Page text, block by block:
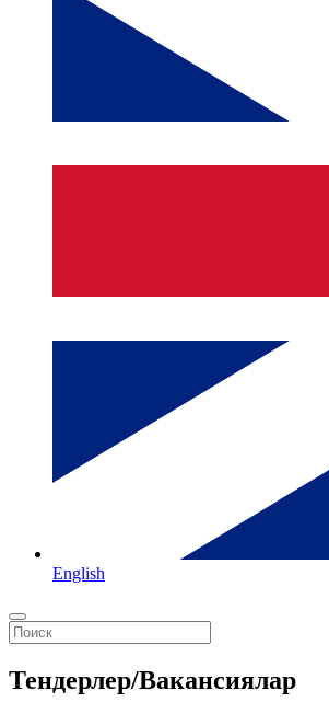
English
Тендерлер/Вакансиялар